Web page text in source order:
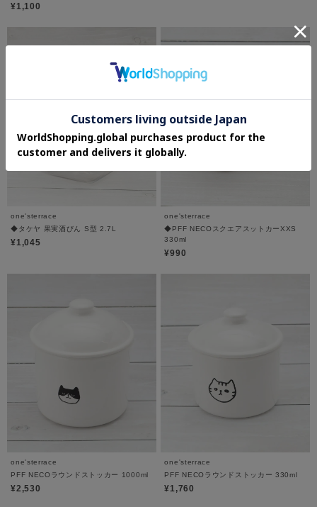
¥1,100
one'sterrace
◆タケヤ 果実酒びん S型 2.7L
¥1,045
one'sterrace
◆PFF NECOスクエアスットカーXXS
330ml
¥990
one'sterrace
PFF NECOラウンドストッカー 1000ml
¥2,530
one'sterrace
PFF NECOラウンドストッカー 330ml
¥1,760